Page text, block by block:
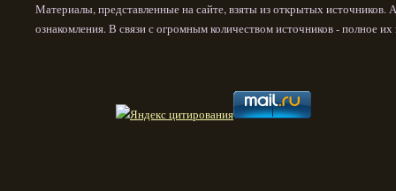
Материалы, представленные на сайте, взяты из открытых
ознакомления. В связи с огромным количеством источников - полное